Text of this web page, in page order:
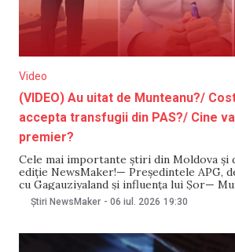
Video
(VIDEO) Au uitat de Munteanu?/
accepta transfugii din PAS?/ Cine
premier?
Cele mai importante știri din Moldova și
ediție NewsMaker!— Președintele APG,
cu Gagauziyaland și influența lui Șor—
de două ori în prezentarea oficialilor la
neagă zvonurile despre o scindare în
Știri NewsMaker - 06 iul. 2026 19:30